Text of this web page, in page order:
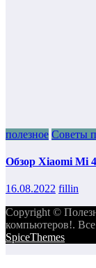
полезное Советы
Обзор Xiaomi Mi
16.08.2022 fillin
Copyright ©
компьютеров!. Все
SpiceThemes